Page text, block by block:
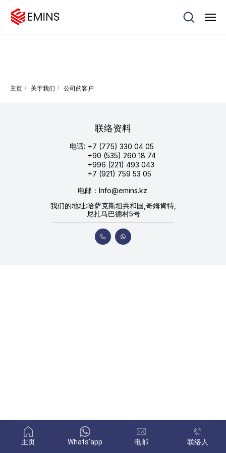
主页 / 关于我们 / 公司的客户
+7 (775) 330 04 05
+90 (535) 260 18 74
+996 (221) 493 043
+7 (921) 759 53 05
我们的地址:哈萨克斯坦共和国,奇姆肯特,
尼扎马巴德村5号
电邮：Info@emins.kz
电话:
联络资料
主页 Whats'app 电邮 联络人